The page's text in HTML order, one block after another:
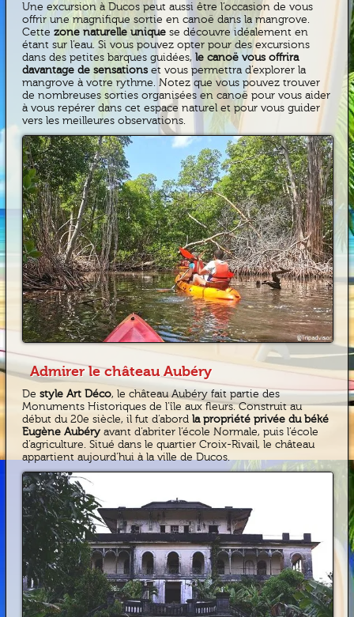
Une excursion à Ducos peut aussi être l’occasion de vous
offrir une magnifique sortie en canoë dans la mangrove.
Cettezone naturelle unique se découvre idéalement en
étant sur l’eau. Si vous pouvez opter pour des excursions
dans des petites barques guidées,le canoë vous offrira
davantage de sensations et vous permettra d’explorer la
mangrove à votre rythme. Notez que vous pouvez trouver
de nombreuses sorties organisées en canoë pour vous aider
à vous repérer dans cet espace naturel et pour vous guider
vers les meilleures observations.
Admirer le château Aubéry
Destyle Art Déco, le château Aubéry fait partie des
Monuments Historiques de l’île aux fleurs. Construit au
début du 20e siècle, il fut d’abordla propriété privée du béké
Eugène Aubéryavant d’abriter l’école Normale, puis l’école
d’agriculture. Situé dans le quartier Croix-Rivail, le château
appartient aujourd’hui à la ville de Ducos.